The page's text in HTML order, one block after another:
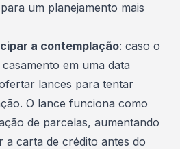
um planejamento mais
a contemplação: caso o
em uma data
lances para tentar
. O lance funciona como
de parcelas, aumentando
a carta de crédito antes do